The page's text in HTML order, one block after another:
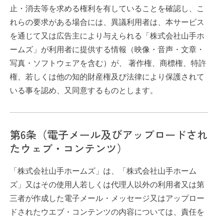
止・消去等を求める権利を有していることを確認し、こ
れらの要求がある場合には、異議利用者は、本サービス
を通じて又は広告主により与えられる「株式会社山手ホ
ームズ」が利用者に提供する情報（映像・音声・文章・
写真・ソフトウェアを含む）が、 著作権、商標権、特許
権、若しくは他の知的財産権及び法律により保護されて
いる事を認め、又同意するものとします。
第6条（電子メール及びアップロードされ
たウェブ・コンテンツ）
「株式会社山手ホームズ」は、「株式会社山手ホーム
ズ」又はその使用人若しくは代理人以外の利用者又は第
三者が作成した電子メール・メッセージ又はアップロー
ドされたウエブ・コンテンツの内容については、責任を